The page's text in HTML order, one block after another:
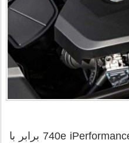
شتاب صفرتا صد برای مدل 740e iPerformance برابر با